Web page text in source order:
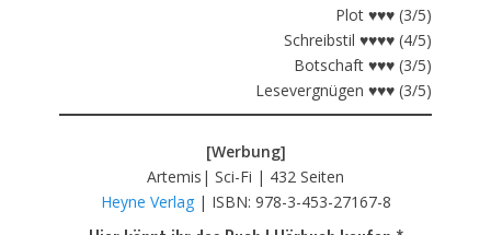
Plot ♥♥♥ (3/5)
Schreibstil ♥♥♥♥ (4/5)
Botschaft ♥♥♥ (3/5)
Lesevergnügen ♥♥♥ (3/5)
[Werbung]
Artemis| Sci-Fi | 432 Seiten
Heyne Verlag| ISBN: 978-3-453-27167-8